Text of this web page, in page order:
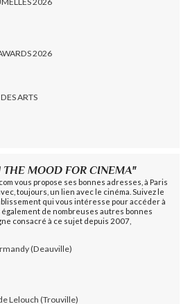
2026
ARTS
THE MOOD FOR CINEMA"
vous propose ses bonnes adresses, à Paris
toujours, un lien avec le cinéma. Suivez le
qui vous intéresse pour accéder à
de nombreuses autres bonnes
consacré à ce sujet depuis 2007,
(Deauville)
Lelouch (Trouville)